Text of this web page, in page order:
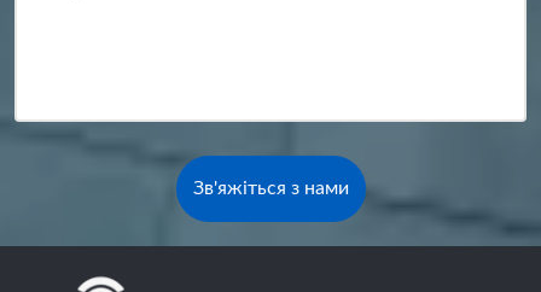
Зв'яжіться з нами